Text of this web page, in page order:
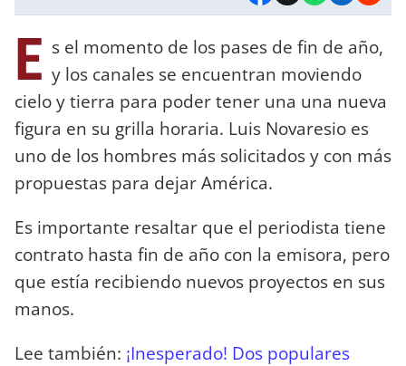
E s el momento de los pases de fin de año,
y los canales se encuentran moviendo
cielo y tierra para poder tener una una nueva
figura en su grilla horaria. Luis Novaresio es
uno de los hombres más solicitados y con más
propuestas para dejar América.
Es importante resaltar que el periodista tiene
contrato hasta fin de año con la emisora, pero
que estía recibiendo nuevos proyectos en sus
manos.
Lee también: ¡Inesperado! Dos populares